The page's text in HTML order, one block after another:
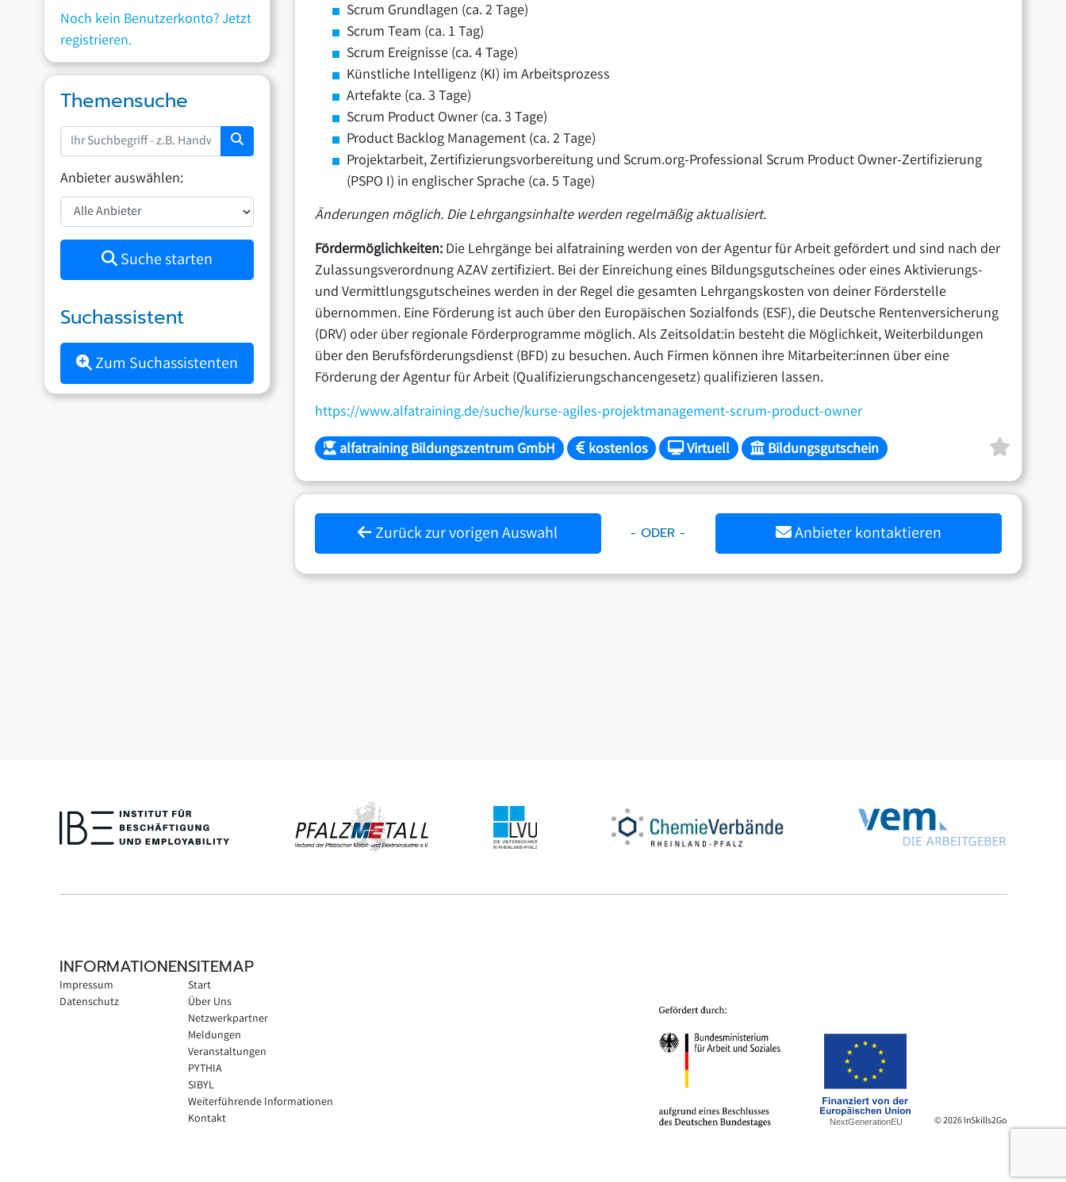
Noch kein Benutzerkonto? Jetzt
registrieren.
Themensuche
Anbieter auswählen:
Suche starten
Suchassistent
Zum Suchassistenten
Scrum Grundlagen (ca. 2 Tage)
Scrum Team (ca. 1 Tag)
Scrum Ereignisse (ca. 4 Tage)
Künstliche Intelligenz (KI) im Arbeitsprozess
Artefakte (ca. 3 Tage)
Scrum Product Owner (ca. 3 Tage)
Product Backlog Management (ca. 2 Tage)
Projektarbeit, Zertifizierungsvorbereitung und Scrum.org-Professional Scrum Product Owner-Zertifizierung
(PSPO I) in englischer Sprache (ca. 5 Tage)
Änderungen möglich. Die Lehrgangsinhalte werden regelmäßig aktualisiert.
Fördermöglichkeiten:Die Lehrgänge bei alfatraining werden von der Agentur für Arbeit gefördert und sind nach der
Zulassungsverordnung AZAV zertifiziert. Bei der Einreichung eines Bildungsgutscheines oder eines Aktivierungs-
und Vermittlungsgutscheines werden in der Regel die gesamten Lehrgangskosten von deiner Förderstelle
übernommen. Eine Förderung ist auch über den Europäischen Sozialfonds (ESF), die Deutsche Rentenversicherung
(DRV) oder über regionale Förderprogramme möglich. Als Zeitsoldat:in besteht die Möglichkeit, Weiterbildungen
über den Berufsförderungsdienst (BFD) zu besuchen. Auch Firmen können ihre Mitarbeiter:innen über eine
Förderung der Agentur für Arbeit (Qualifizierungschancengesetz) qualifizieren lassen.
https://www.alfatraining.de/suche/kurse-agiles-projektmanagement-scrum-product-owner
alfatraining Bildungszentrum GmbH
kostenlos Virtuell Bildungsgutschein
Zurück zur vorigen Auswahl - ODER - Anbieter kontaktieren
INFORMATIONEN
Impressum
Datenschutz
SITEMAP
Start
Über Uns
Netzwerkpartner
Meldungen
Veranstaltungen
PYTHIA
SIBYL
Weiterführende Informationen
Kontakt
© 2026 InSkills2Go